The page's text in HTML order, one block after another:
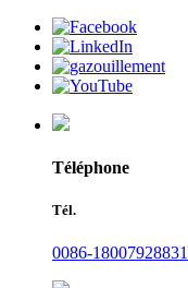
Téléphone
Tél.
0086-18007928831